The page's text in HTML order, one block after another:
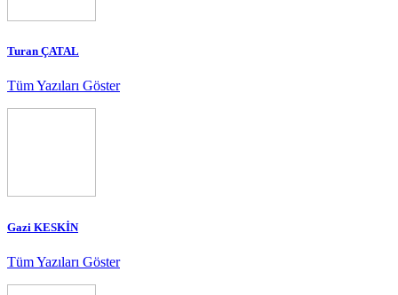
Turan ÇATAL
Tüm Yazıları Göster
Gazi KESKİN
Tüm Yazıları Göster